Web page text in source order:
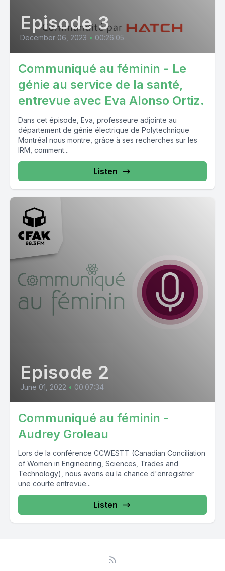
Episode 3
December 06, 2023 • 00:26:05
Communiqué au féminin - Le
génie au service de la santé,
entrevue avec Eva Alonso Ortiz.
Dans cet épisode, Eva, professeure adjointe au
département de génie électrique de Polytechnique
Montréal nous montre, grâce à ses recherches sur les
IRM, comment...
Listen
Episode 2
June 01, 2022 • 00:07:34
Communiqué au féminin -
Audrey Groleau
Lors de la conférence CCWESTT (Canadian Conciliation
of Women in Engineering, Sciences, Trades and
Technology), nous avons eu la chance d'enregistrer
une courte entrevue...
Listen